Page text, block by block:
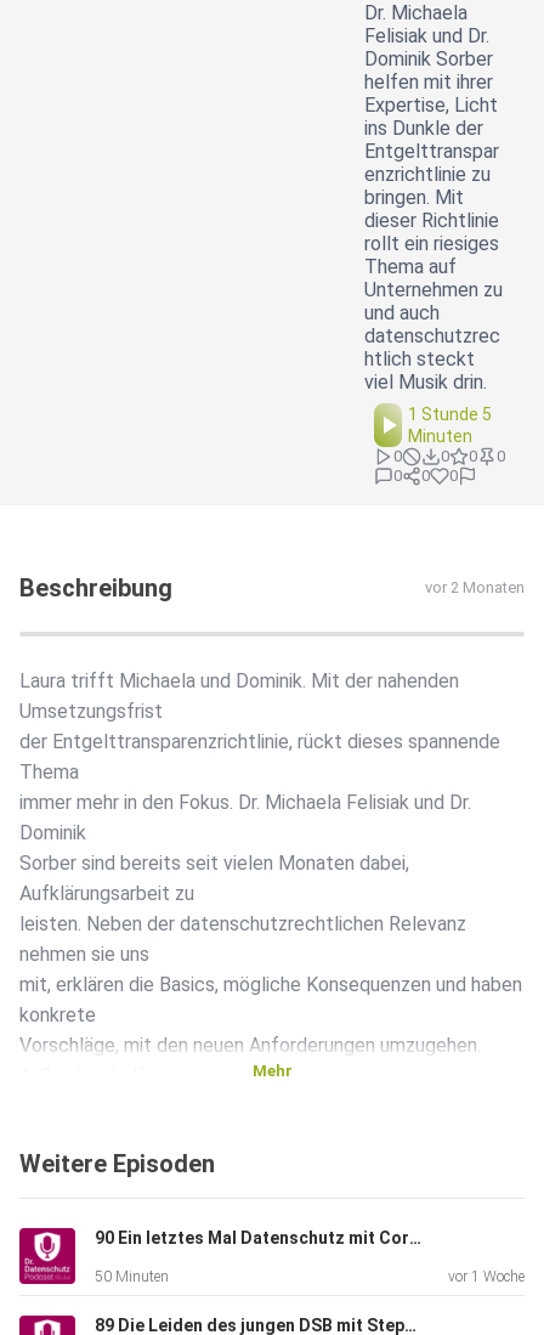
Dr. Michaela
Felisiak und Dr.
Dominik Sorber
helfen mit ihrer
Expertise, Licht
ins Dunkle der
Entgelttranspar
enzrichtlinie zu
bringen. Mit
dieser Richtlinie
rollt ein riesiges
Thema auf
Unternehmen zu
und auch
datenschutzrec
htlich steckt
viel Musik drin.
1 Stunde 5
Minuten
0 0 0
0
0
0 0
Beschreibung vor 2 Monaten
Laura trifft Michaela und Dominik. Mit der nahenden
Umsetzungsfrist
der Entgelttransparenzrichtlinie, rückt dieses spannende
Thema
immer mehr in den Fokus. Dr. Michaela Felisiak und Dr.
Dominik
Sorber sind bereits seit vielen Monaten dabei,
Aufklärungsarbeit zu
leisten. Neben der datenschutzrechtlichen Relevanz
nehmen sie uns
mit, erklären die Basics, mögliche Konsequenzen und haben
konkrete
Vorschläge, mit den neuen Anforderungen umzugehen.
ein nerviges To-Do ist, sondern ein Verkaufsargument!
Mehr
Weitere Episoden
90 Ein letztes Mal Datenschutz mit Cornelius
50 Minuten vor 1 Woche
89 Die Leiden des jungen DSB mit Stephan Hansen-Oest